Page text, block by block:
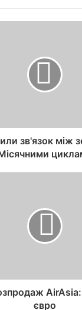
зв'язок між
AirAsia:
євро